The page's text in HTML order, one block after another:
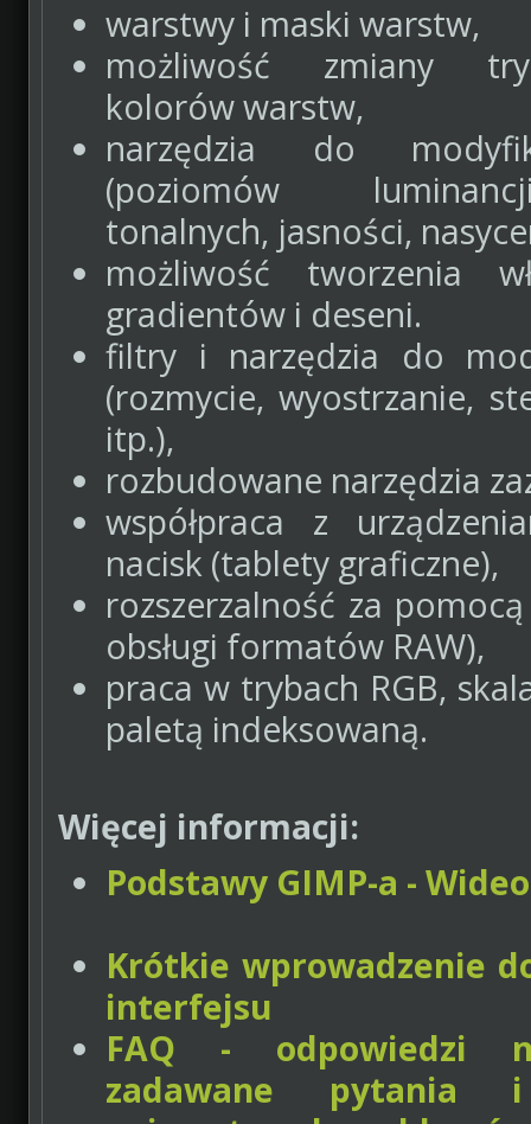
warstwy i maski warstw,
możliwość zmiany
kolorów warstw,
narzędzia do
(poziomów
tonalnych, jasności,
możliwość tworzenia
gradientów i deseni.
filtry i narzędzia do
(rozmycie, wyostrzanie,
itp.),
rozbudowane narzędzia
współpraca z
nacisk (tablety graficzne),
rozszerzalność za
obsługi formatów RAW),
praca w trybach RGB,
paletą indeksowaną.
Więcej informacji:
Podstawy GIMP-a -
Krótkie wprowadzenie
interfejsu
FAQ - odpowiedzi
zadawane pytania i